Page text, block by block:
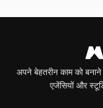
अपने बेहतरीन काम को बनाने
एजेंसियों और